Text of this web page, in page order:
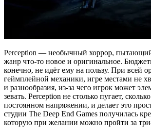
Perception — необычный хоррор,
жанр что-то новое и оригинальное.
конечно, не идёт ему на пользу. При всей
геймплейной механики, игре местами не
и разнообразия, из-за чего игрок может
зевать. Perception не столько пугает,
постоянном напряжении, и делает это
студии The Deep End Games получилась
которую при желании можно пройти за